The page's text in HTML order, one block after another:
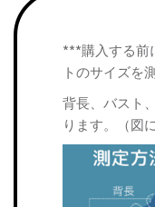
***購入する前
トのサイズを
背長、バスト
ります。（図